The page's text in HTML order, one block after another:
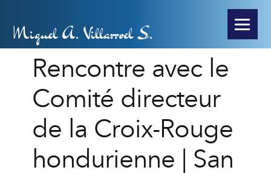
Miguel A. Villarroel S.
Rencontre avec le
Comité directeur
de la Croix-Rouge
hondurienne | San